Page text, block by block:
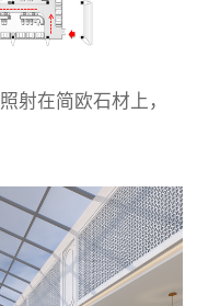
射在简欧石材上，